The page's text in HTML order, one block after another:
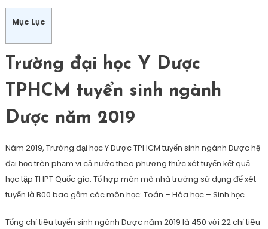
Mục Lục
Trường đại học Y Dược
TPHCM tuyển sinh ngành
Dược năm 2019
Năm 2019, Trường đại học Y Dược TPHCM tuyển sinh ngành Dược hệ
đại học trên phạm vi cả nước theo phương thức xét tuyển kết quả
học tập THPT Quốc gia. Tổ hợp môn mà nhà trường sử dụng để xét
tuyển là B00 bao gồm các môn học: Toán – Hóa học – Sinh học.
Tổng chỉ tiêu tuyển sinh ngành Dược năm 2019 là 450 với 22 chỉ tiêu